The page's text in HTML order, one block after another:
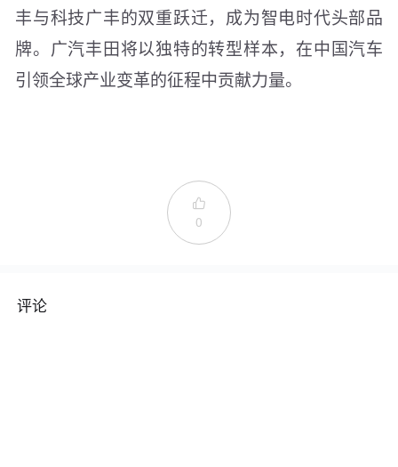
丰与科技广丰的双重跃迁，成为智电时代头部品
牌。广汽丰田将以独特的转型样本，在中国汽车
引领全球产业变革的征程中贡献力量。

0
评论